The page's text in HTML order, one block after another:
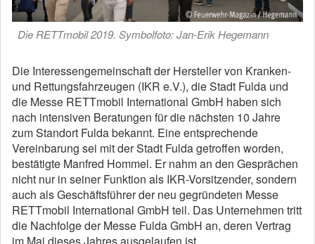
Die RETTmobil 2019. Symbolfoto: Jan-Erik Hegemann
Die Interessengemeinschaft der Hersteller von Kranken-
und Rettungsfahrzeugen (IKR e.V.), die Stadt Fulda und
die Messe RETTmobil International GmbH haben sich
nach intensiven Beratungen für die nächsten 10 Jahre
zum Standort Fulda bekannt. Eine entsprechende
Vereinbarung sei mit der Stadt Fulda getroffen worden,
bestätigte Manfred Hommel. Er nahm an den Gesprächen
nicht nur in seiner Funktion als IKR-Vorsitzender, sondern
auch als Geschäftsführer der neu gegründeten Messe
RETTmobil International GmbH teil. Das Unternehmen tritt
die Nachfolge der Messe Fulda GmbH an, deren Vertrag